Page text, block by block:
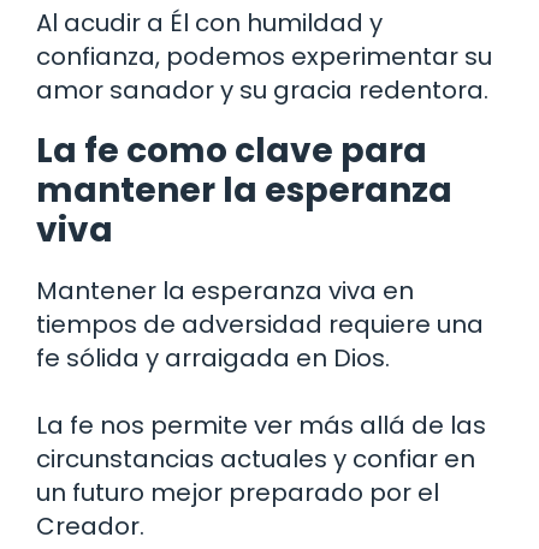
Al acudir a Él con humildad y
confianza, podemos experimentar su
amor sanador y su gracia redentora.
La fe como clave para
mantener la esperanza
viva
Mantener la esperanza viva en
tiempos de adversidad requiere una
fe sólida y arraigada en Dios.
La fe nos permite ver más allá de las
circunstancias actuales y confiar en
un futuro mejor preparado por el
Creador.